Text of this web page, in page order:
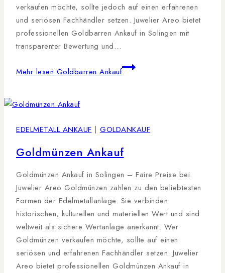
verkaufen möchte, sollte jedoch auf einen erfahrenen
und seriösen Fachhändler setzen. Juwelier Areo bietet
professionellen Goldbarren Ankauf in Solingen mit
transparenter Bewertung und…
Mehr lesen Goldbarren Ankauf
EDELMETALL ANKAUF | GOLDANKAUF
Goldmünzen Ankauf
Goldmünzen Ankauf in Solingen – Faire Preise bei
Juwelier Areo Goldmünzen zählen zu den beliebtesten
Formen der Edelmetallanlage. Sie verbinden
historischen, kulturellen und materiellen Wert und sind
weltweit als sichere Wertanlage anerkannt. Wer
Goldmünzen verkaufen möchte, sollte auf einen
seriösen und erfahrenen Fachhändler setzen. Juwelier
Areo bietet professionellen Goldmünzen Ankauf in